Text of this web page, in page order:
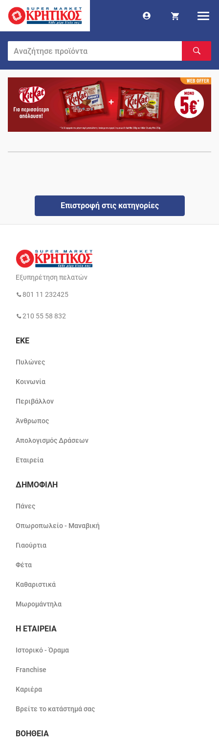
Επιστροφή στις κατηγορίες
Εξυπηρέτηση πελατών
801 11 232425
210 55 58 832
ΕΚΕ
Πυλώνες
Κοινωνία
Περιβάλλον
Άνθρωπος
Απολογισμός Δράσεων
Εταιρεία
ΔΗΜΟΦΙΛΗ
Πάνες
Οπωροπωλείο - Μαναβική
Γιαούρτια
Φέτα
Καθαριστικά
Μωρομάντηλα
Η ΕΤΑΙΡΕΙΑ
Ιστορικό - Όραμα
Franchise
Καριέρα
Βρείτε το κατάστημά σας
ΒΟΗΘΕΙΑ